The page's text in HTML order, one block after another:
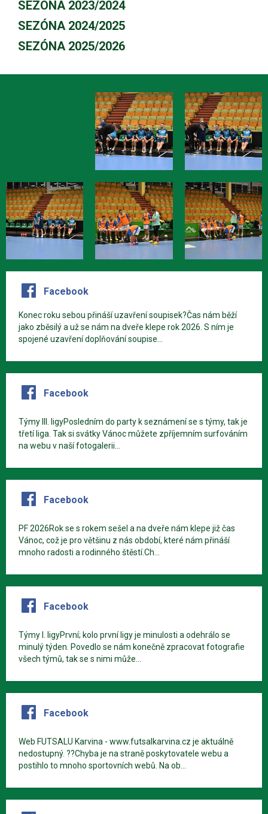
SEZÓNA 2023/2024
SEZÓNA 2024/2025
SEZÓNA 2025/2026
Facebook
Konec roku sebou přináší uzavření soupisek?Čas nám běží
jako zběsilý a už se nám na dveře klepe rok 2026. S ním je
spojené uzavření doplňování soupise...
Facebook
Týmy III. ligyPosledním do party k seznámení se s týmy, tak je
třetí liga. Tak si svátky Vánoc můžete zpříjemním surfováním
na webu v naší fotogalerii...
Facebook
PF 2026Rok se s rokem sešel a na dveře nám klepe již čas
Vánoc, což je pro většinu z nás období, které nám přináší
mnoho radosti a rodinného štěstí.Ch...
Facebook
Týmy I. ligyPrvní; kolo první ligy je minulosti a odehrálo se
minulý týden. Povedlo se nám konečně zpracovat fotografie
všech týmů, tak se s nimi může...
Facebook
Web FUTSALU Karvina - www.futsalkarvina.cz je aktuálně
nedostupný. ??Chyba je na straně poskytovatele webu a
postihlo to mnoho sportovních webů. Na ob...